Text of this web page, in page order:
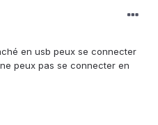
en usb peux se connecter
peux pas se connecter en